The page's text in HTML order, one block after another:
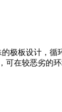
极板设计，
在较恶劣的